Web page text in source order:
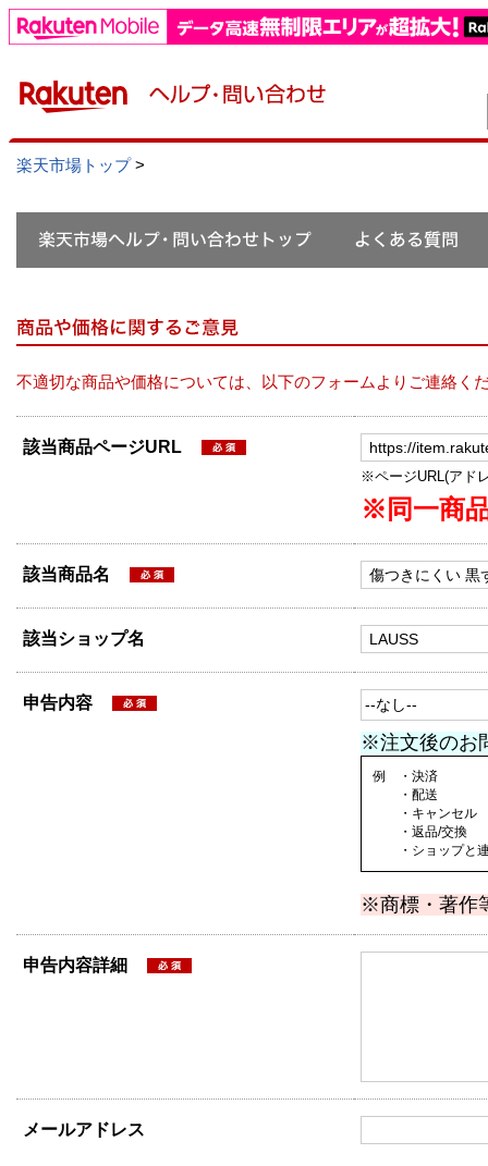
楽天市場トップ>
不適切な商品や価格については、以下のフォームよりご連絡く
該当商品ページURL
※ページURL(アド
※同一商
該当商品名
該当ショップ名
申告内容
※注文後のお
例 ・決済
・配送
・キャンセル
・返品/交換
・ショップと連
※商標・著作
申告内容詳細
メールアドレス